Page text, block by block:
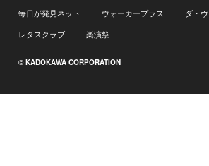
毎日が発見ネット ウォーカープラス
ダ・
レタスクラブ
楽演祭
© KADOKAWA CORPORATION